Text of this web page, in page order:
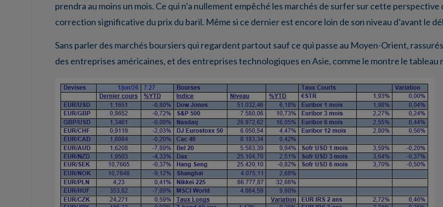
prendra au moins un mois. Ce qui n’a nullement empêché les marchés de surfer sur cette
correction significative du prix du baril. Même si ce dernier est encore loin de son niveau d’avant le
Sans parler des marchés boursiers qui regardent partout sauf ce qui passe au Moyen-Orient,
des entreprises américaines, et des entreprises technologiques en Asie, comme le montre le tableau